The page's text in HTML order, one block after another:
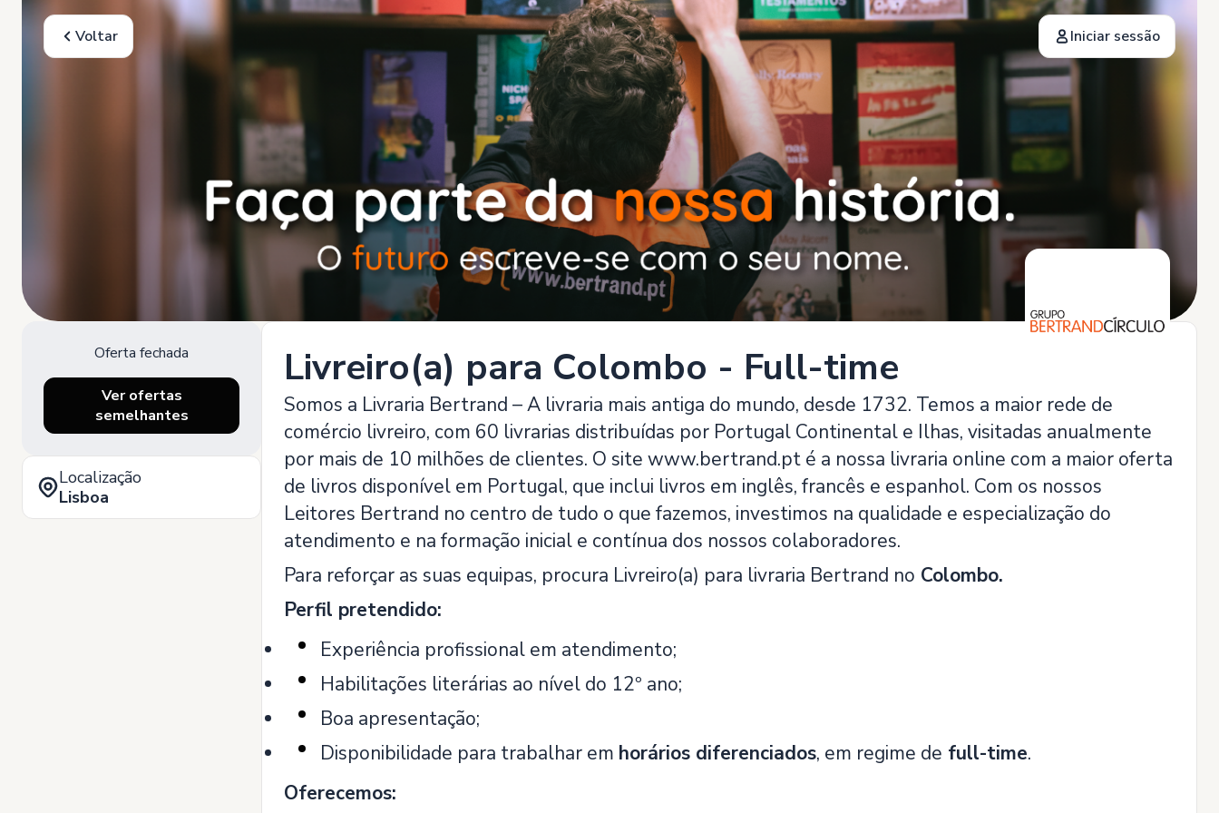
Voltar Iniciar sessão
Oferta fechada
Ver ofertas
semelhantes
Localização
Lisboa
Livreiro(a) para Colombo - Full-time
Somos a Livraria Bertrand – A livraria mais antiga do mundo, desde 1732. Temos a maior rede de
comércio livreiro, com 60 livrarias distribuídas por Portugal Continental e Ilhas, visitadas anualmente
por mais de 10 milhões de clientes. O site www.bertrand.pt é a nossa livraria online com a maior oferta
de livros disponível em Portugal, que inclui livros em inglês, francês e espanhol. Com os nossos
Leitores Bertrand no centro de tudo o que fazemos, investimos na qualidade e especialização do
atendimento e na formação inicial e contínua dos nossos colaboradores.
Para reforçar as suas equipas, procura Livreiro(a) para livraria Bertrand no Colombo.
Perfil pretendido:
Experiência profissional em atendimento;
Habilitações literárias ao nível do 12º ano;
Boa apresentação;
Disponibilidade para trabalhar em horários diferenciados, em regime de full-time.
Oferecemos: